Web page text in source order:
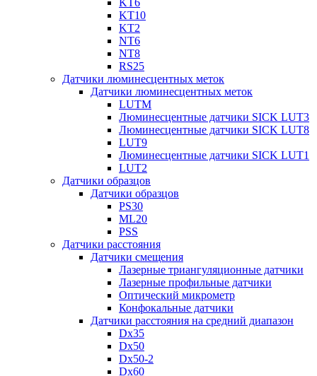
KT6
KT10
KT2
NT6
NT8
RS25
Датчики люминесцентных меток
Датчики люминесцентных меток
LUTM
Люминесцентные датчики SICK LUT3
Люминесцентные датчики SICK LUT8
LUT9
Люминесцентные датчики SICK LUT1
LUT2
Датчики образцов
Датчики образцов
PS30
ML20
PSS
Датчики расстояния
Датчики смещения
Лазерные триангуляционные датчики
Лазерные профильные датчики
Оптический микрометр
Конфокальные датчики
Датчики расстояния на средний диапазон
Dx35
Dx50
Dx50-2
Dx60